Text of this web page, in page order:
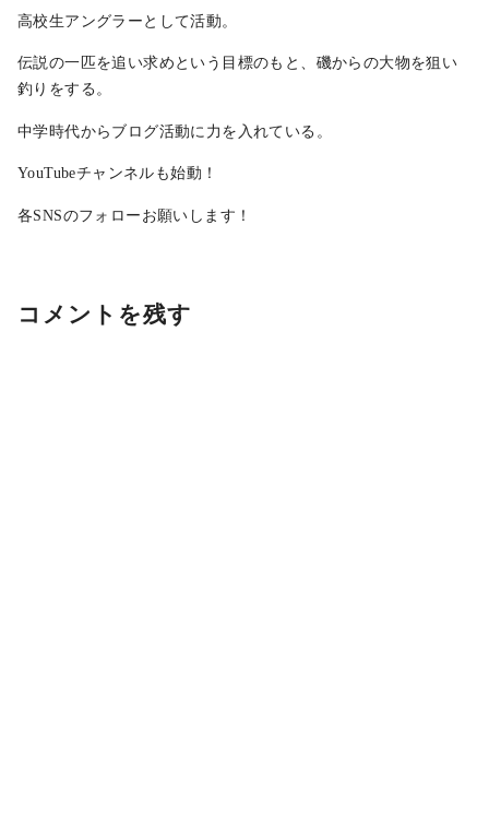
高校生アングラーとして活動。
伝説の一匹を追い求めという目標のもと、磯からの大物を狙い
釣りをする。
中学時代からブログ活動に力を入れている。
YouTubeチャンネルも始動！
各SNSのフォローお願いします！
コメントを残す